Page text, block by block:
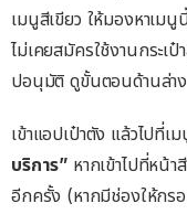
เมนูสีเขียว ให้มองหาเมนู
ไม่เคยสมัครใช้งานกระเ
ปอนุมัติ ดูขั้นตอนด้านล่าง
เข้าแอปเป๋าตัง แล้วไปที่เม
บริการ” หากเข้าไปที่หน้า
อีกครั้ง (หากมีช่องให้กร